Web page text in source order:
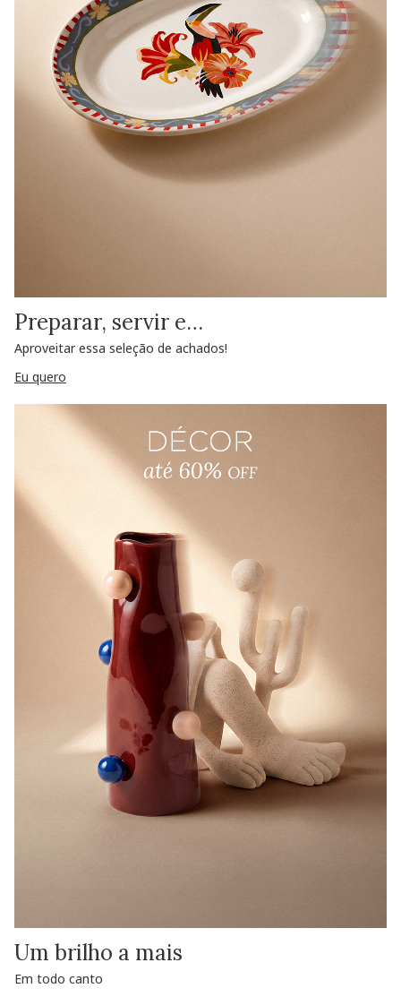
Preparar, servir e…
Aproveitar essa seleção de achados!
Eu quero
Um brilho a mais
Em todo canto